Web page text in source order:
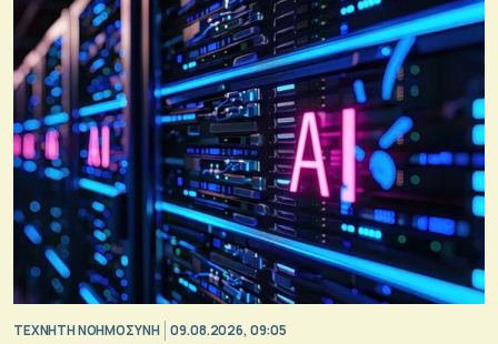
TΕΧΝΗΤΗ ΝΟΗΜΟΣΥΝΗ 09.08.2026, 09:05